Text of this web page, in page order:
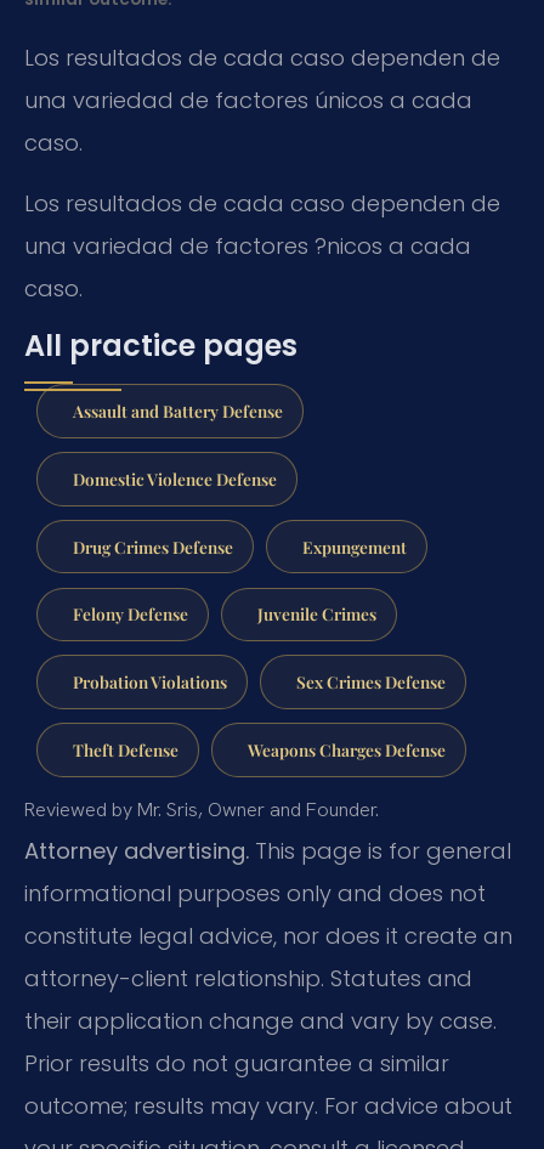
Los resultados de cada caso dependen de
una variedad de factores únicos a cada
caso.
Los resultados de cada caso dependen de
una variedad de factores ?nicos a cada
caso.
All practice pages
Assault and Battery Defense
Domestic Violence Defense
Drug Crimes Defense Expungement
Felony Defense Juvenile Crimes
Probation Violations Sex Crimes Defense
Theft Defense Weapons Charges Defense
Reviewed by Mr. Sris, Owner and Founder.
Attorney advertising. This page is for general
informational purposes only and does not
constitute legal advice, nor does it create an
attorney-client relationship. Statutes and
their application change and vary by case.
Prior results do not guarantee a similar
outcome; results may vary. For advice about